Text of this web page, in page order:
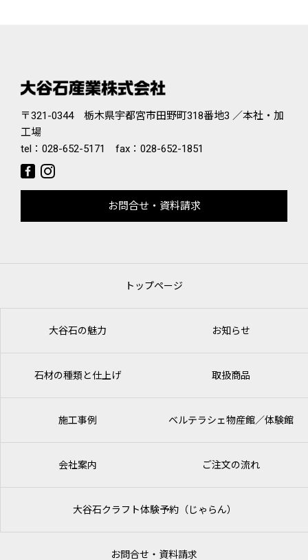
〒321-0344 栃木県宇都宮市田野町318番地3 ／本社・加
工場
tel： 028-652-5171 fax：028-652-1851
お問合せ・資料請求
トップページ
大谷石の魅力 お知らせ
石材の種類と仕上げ 取扱商品
施工事例 ベルテラシェ物産館／体験館
会社案内 ご注文の流れ
大谷石クラフト体験予約（じゃらん）
お問合せ・資料請求